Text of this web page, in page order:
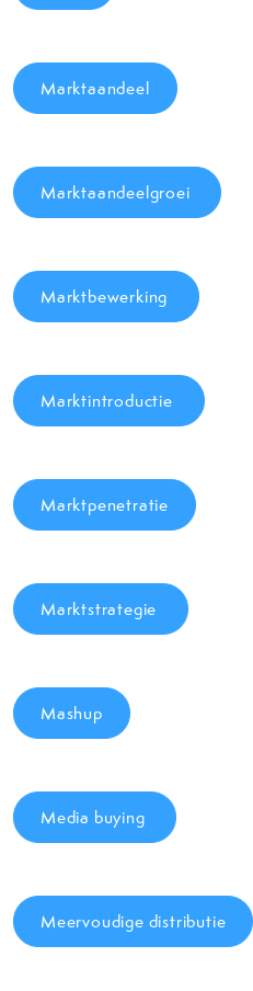
Marktaandeel
Marktaandeelgroei
Marktbewerking
Marktintroductie
Marktpenetratie
Marktstrategie
Mashup
Media buying
Meervoudige distributie